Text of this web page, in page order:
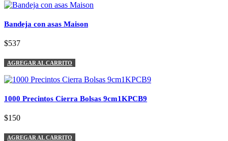
Bandeja con asas Maison
$537
AGREGAR AL CARRITO
1000 Precintos Cierra Bolsas 9cm1KPCB9
$150
AGREGAR AL CARRITO